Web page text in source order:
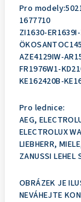
Pro
1677710
ZI1630-
AZE4129IW-
FR1976W1-
KE162420B-
Pro lednice:
AEG,
ELECTROLUX
LIEBHERR,
ZANUSSI LEHEL
OBRÁZEK JE
NEVÁHEJTE